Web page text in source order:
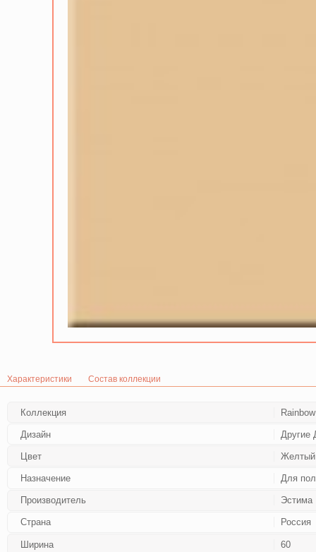
Характеристики Состав коллекции
Коллекция Rainbow
Дизайн Другие
Цвет Желтый
Назначение Для
Производитель Эстима
Страна Россия
Ширина 60